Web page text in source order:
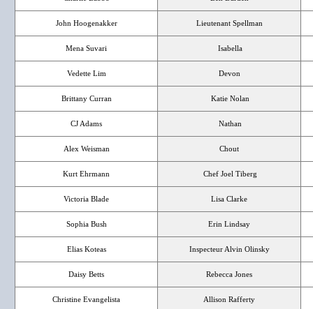
John Hoogenakker Lieutenant Spellman
Mena Suvari Isabella
Vedette Lim Devon
Brittany Curran Katie Nolan
CJ Adams Nathan
Alex Weisman Chout
Kurt Ehrmann Chef Joel Tiberg
Victoria Blade Lisa Clarke
Sophia Bush Erin Lindsay
Elias Koteas Inspecteur Alvin Olinsky
Daisy Betts Rebecca Jones
Christine Evangelista Allison Rafferty